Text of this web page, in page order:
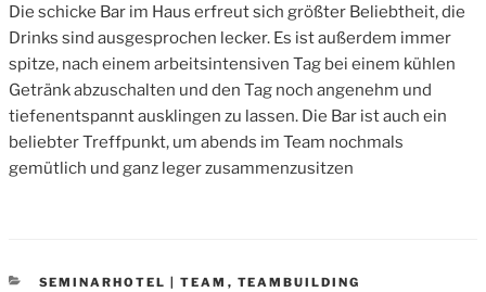
Die schicke Bar im Haus erfreut sich größter Beliebtheit, die
Drinks sind ausgesprochen lecker. Es ist außerdem immer
spitze, nach einem arbeitsintensiven Tag bei einem kühlen
Getränk abzuschalten und den Tag noch angenehm und
tiefenentspannt ausklingen zu lassen. Die Bar ist auch ein
beliebter Treffpunkt, um abends im Team nochmals
gemütlich und ganz leger zusammenzusitzen
CATEGORIES
SEMINARHOTEL | TEAM , TEAMBUILDING